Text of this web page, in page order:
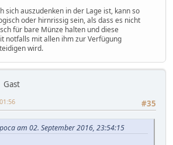
sich auszudenken in der Lage ist, kann so
oder hirnrissig sein, als dass es nicht
für bare Münze halten und diese
notfalls mit allen ihm zur Verfügung
wird.
Gast
#35
am 02. September 2016, 23:54:15